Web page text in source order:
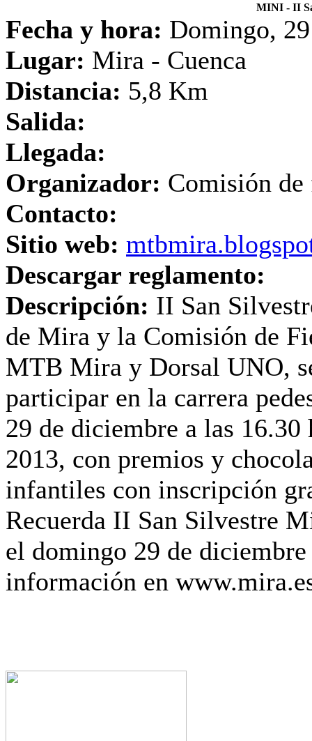
MINI - II
Fecha y hora: Domingo,
Lugar: Mira - Cuenca
Distancia: 5,8 Km
Salida:
Llegada:
Organizador: Comisión de
Contacto:
Sitio web:
Descargar reglamento:
Descripción: II San
de Mira y la Comisión de
MTB Mira y Dorsal UNO,
participar en la carrera
29 de diciembre a las
2013, con premios y
infantiles con inscripción
Recuerda II San Silvestre
el domingo 29 de
información en